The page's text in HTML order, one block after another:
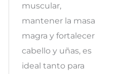
muscular,
mantener la masa
magra y fortalecer
cabello y uñas, es
ideal tanto para